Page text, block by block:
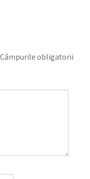
Câmpurile obligatorii